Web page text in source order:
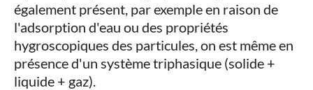
également présent, par exemple en raison de
l'adsorption d'eau ou des propriétés
hygroscopiques des particules, on est même en
présence d'un système triphasique (solide +
liquide + gaz).